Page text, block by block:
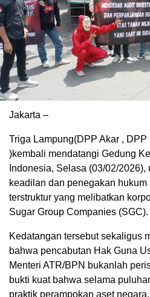
Jakarta –
Triga Lampung(DPP Akar ,
)kembali mendatangi Gedung
Indonesia, Selasa (03/02/
keadilan dan penegakan
terstruktur yang melibatkan
Sugar Group Companies (SGC).
Kedatangan tersebut sekaligus
bahwa pencabutan Hak Guna
Menteri ATR/BPN bukanlah
bukti kuat bahwa selama
praktik perampokan aset